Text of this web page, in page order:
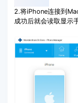
2.将iPhone连接到
成功后就会读取显示